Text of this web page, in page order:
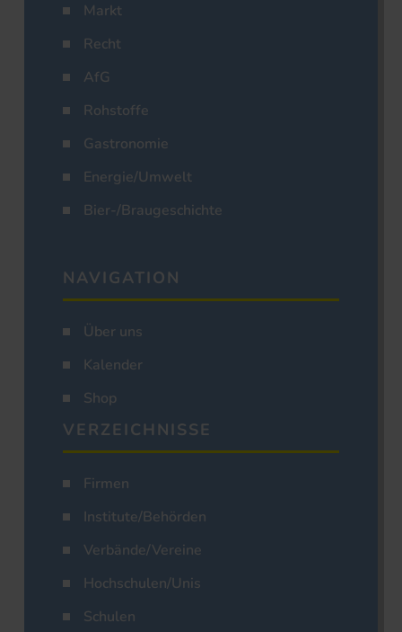
Markt
Recht
AfG
Rohstoffe
Gastronomie
Energie/Umwelt
Bier-/Braugeschichte
NAVIGATION
Über uns
Kalender
Shop
VERZEICHNISSE
Firmen
Institute/Behörden
Verbände/Vereine
Hochschulen/Unis
Schulen